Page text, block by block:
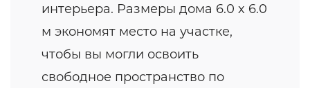
интерьера. Размеры дома 6.0 x 6.0
м экономят место на участке,
чтобы вы могли освоить
свободное пространство по